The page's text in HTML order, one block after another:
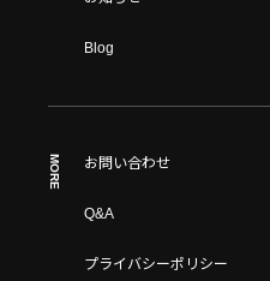
Blog
MORE お問い合わせ
Q&A
プライバシーポリシー